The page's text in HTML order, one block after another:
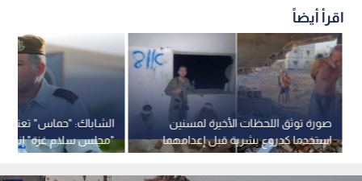
اقرأ أيضاً
الشاباك: "حماس" تعتبر
"مجلس سلام غزة" إنجازا
وتسعى لكسب الوقت
صورة توثق اللحظات الأخيرة لمسنين
استخدما كدروع بشرية قبل إعدامهما
بغزة